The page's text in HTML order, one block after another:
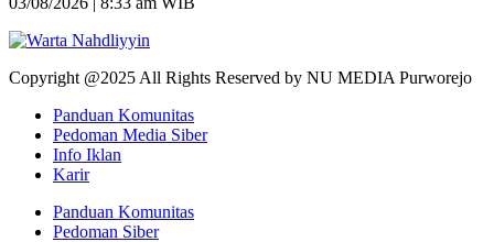
Copyright @2025 All Rights Reserved by NU MEDIA Purworejo
Panduan Komunitas
Pedoman Media Siber
Info Iklan
Karir
Panduan Komunitas
Pedoman Siber